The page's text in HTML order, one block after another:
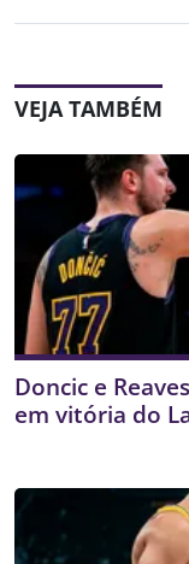
VEJA TAMBÉM
Doncic e
em vitória do